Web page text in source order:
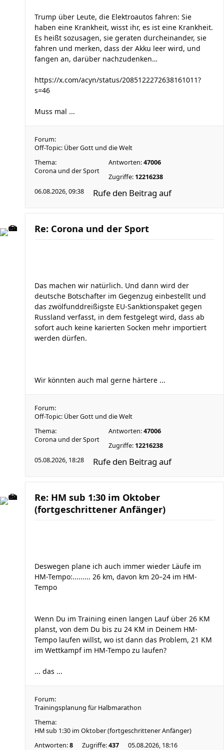
Trump über Leute, die Elektroautos fahren: Sie
haben eine Krankheit, wisst ihr, es ist eine Krankheit.
Es heißt sozusagen, sie geraten durcheinander, sie
fahren und merken, dass der Akku leer wird, und
fangen an, darüber nachzudenken…
https://x.com/acyn/status/2085122272638161011?
s=46
Muss mal ...
Forum:
Off-Topic: Über Gott und die Welt
Thema:
Corona und der Sport
Antworten:47006
Zugriffe: 12216238
06.08.2026, 09:38
Rufe den Beitrag auf
Re: Corona und der Sport
Das machen wir natürlich. Und dann wird der
deutsche Botschafter im Gegenzug einbestellt und
das zwölfunddreißigste EU-Sanktionspaket gegen
Russland verfasst, in dem festgelegt wird, dass ab
sofort auch keine karierten Socken mehr importiert
werden dürfen.
Wir könnten auch mal gerne härtere ...
Forum:
Off-Topic: Über Gott und die Welt
Thema:
Corona und der Sport
Antworten:47006
Zugriffe: 12216238
05.08.2026, 18:28
Rufe den Beitrag auf
Re: HM sub 1:30 im Oktober
(fortgeschrittener Anfänger)
Deswegen plane ich auch immer wieder Läufe im
HM-Tempo:......... 26 km, davon km 20–24 im HM-
Tempo
Wenn Du im Training einen langen Lauf über 26 KM
planst, von dem Du bis zu 24 KM in Deinem HM-
Tempo laufen willst, wo ist dann das Problem, 21 KM
im Wettkampf im HM-Tempo zu laufen?
... das ...
Forum:
Trainingsplanung für Halbmarathon
Thema:
HM sub 1:30 im Oktober (fortgeschrittener Anfänger)
Antworten:8 Zugriffe:437 05.08.2026, 18:16